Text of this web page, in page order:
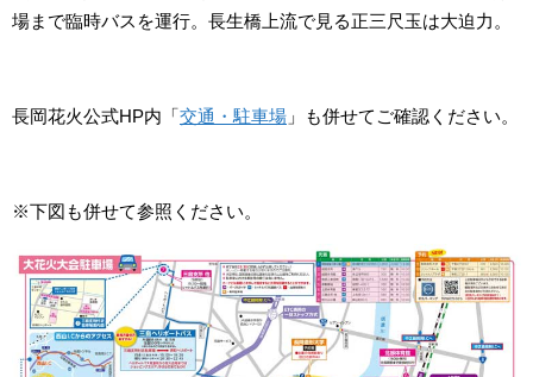
場まで臨時バスを運行。長生橋上流で見る正三尺玉は大迫力。
長岡花火公式HP内「交通・駐車場 」も併せてご確認ください。
※下図も併せて参照ください。